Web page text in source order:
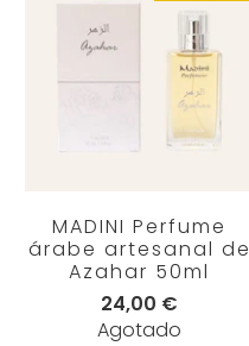
MADINI Perfume
árabe artesanal de
Azahar 50ml
24,00 €
Agotado